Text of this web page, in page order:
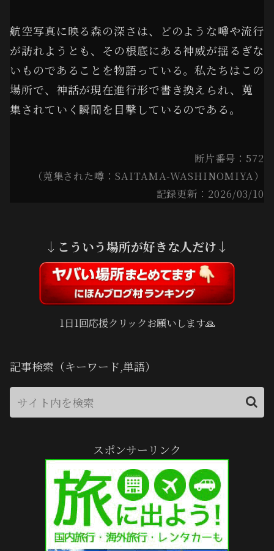
航空写真に映る森の深さは、どのような噂や流行
が訪れようとも、その根底にある神威が揺るぎな
いものであることを物語っている。私たちはこの
場所で、神話が現在進行形で書き換えられ、蒐
集されていく瞬間を目撃しているのである。
断片番号：572
（蒐集された噂：SAITAMA-WASHINOMIYA）
記録更新：2026/03/10
↓こういう場所が好きな人だけ↓
1日1回応援クリックお願いします🙏
記事検索（キーワード,単語）
スポンサーリンク